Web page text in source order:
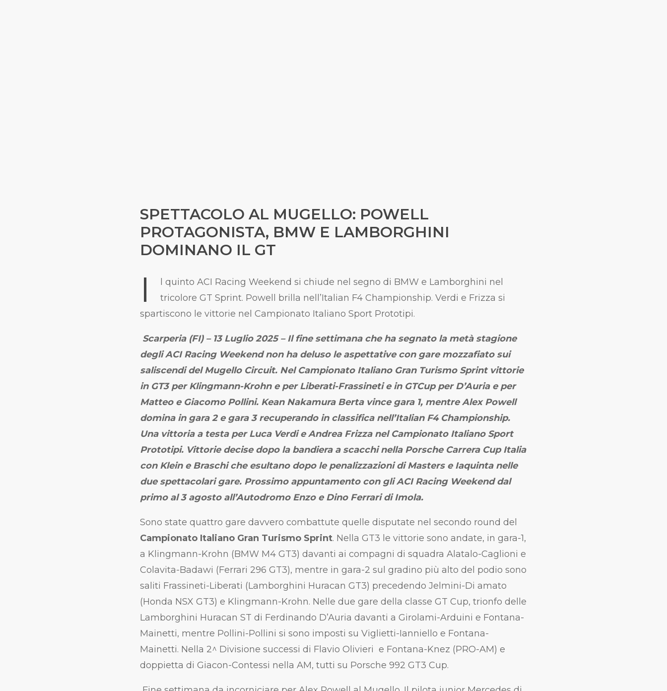
SPETTACOLO AL MUGELLO: POWELL
PROTAGONISTA, BMW E LAMBORGHINI
DOMINANO IL GT
I
l quinto ACI Racing Weekend si chiude nel segno di BMW e Lamborghini nel
tricolore GT Sprint. Powell brilla nell’Italian F4 Championship. Verdi e Frizza si
spartiscono le vittorie nel Campionato Italiano Sport Prototipi.
Scarperia (FI) – 13 Luglio 2025 – Il fine settimana che ha segnato la metà stagione
degli ACI Racing Weekend non ha deluso le aspettative con gare mozzafiato sui
saliscendi del Mugello Circuit. Nel Campionato Italiano Gran Turismo Sprint vittorie
in GT3 per Klingmann-Krohn e per Liberati-Frassineti e in GTCup per D’Auria e per
Matteo e Giacomo Pollini. Kean Nakamura Berta vince gara 1, mentre Alex Powell
domina in gara 2 e gara 3 recuperando in classifica nell’Italian F4 Championship.
Una vittoria a testa per Luca Verdi e Andrea Frizza nel Campionato Italiano Sport
Prototipi. Vittorie decise dopo la bandiera a scacchi nella Porsche Carrera Cup Italia
con Klein e Braschi che esultano dopo le penalizzazioni di Masters e Iaquinta nelle
due spettacolari gare. Prossimo appuntamento con gli ACI Racing Weekend dal
primo al 3 agosto all’Autodromo Enzo e Dino Ferrari di Imola.
Sono state quattro gare davvero combattute quelle disputate nel secondo round del
Campionato Italiano Gran Turismo Sprint. Nella GT3 le vittorie sono andate, in gara-1,
a Klingmann-Krohn (BMW M4 GT3) davanti ai compagni di squadra Alatalo-Caglioni e
Colavita-Badawi (Ferrari 296 GT3), mentre in gara-2 sul gradino più alto del podio sono
saliti Frassineti-Liberati (Lamborghini Huracan GT3) precedendo Jelmini-Di amato
(Honda NSX GT3) e Klingmann-Krohn. Nelle due gare della classe GT Cup, trionfo delle
Lamborghini Huracan ST di Ferdinando D’Auria davanti a Girolami-Arduini e Fontana-
Mainetti, mentre Pollini-Pollini si sono imposti su Viglietti-Ianniello e Fontana-
Mainetti. Nella 2^ Divisione successi di Flavio Olivieri e Fontana-Knez (PRO-AM) e
doppietta di Giacon-Contessi nella AM, tutti su Porsche 992 GT3 Cup.